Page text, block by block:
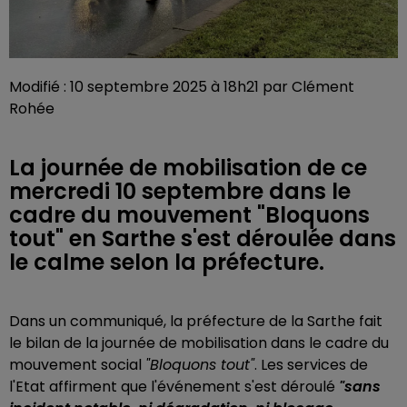
Modifié : 10 septembre 2025 à 18h21 par Clément
Rohée
La journée de mobilisation de ce
mercredi 10 septembre dans le
cadre du mouvement "Bloquons
tout" en Sarthe s'est déroulée dans
le calme selon la préfecture.
Dans un communiqué, la préfecture de la Sarthe fait
le bilan de la journée de mobilisation dans le cadre du
mouvement social "Bloquons tout". Les services de
l'Etat affirment que l'événement s'est déroulé "sans